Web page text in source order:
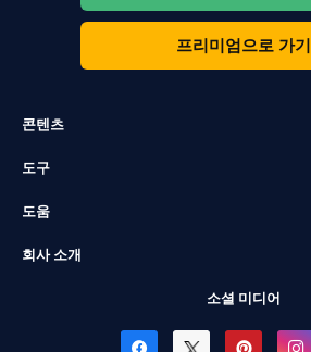
프리미엄으로 가기
콘텐츠
도구
도움
회사 소개
소셜 미디어